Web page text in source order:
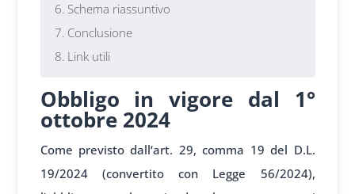
Schema riassuntivo
Conclusione
Link utili
Obbligo in vigore dal 1°
ottobre 2024
Come previsto dall‘art. 29, comma 19 del D.L.
19/2024(convertito con Legge 56/2024),